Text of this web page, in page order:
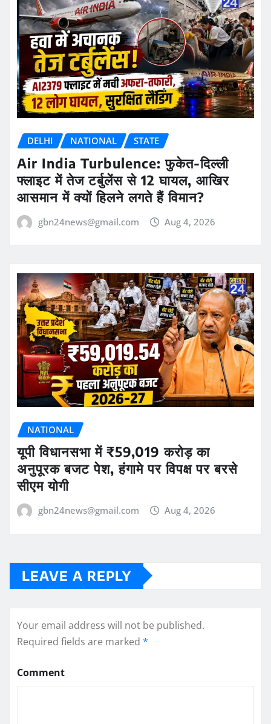
DELHI NATIONAL STATE
Air India Turbulence: फुकेत-दिल्ली
फ्लाइट में तेज टर्बुलेंस से 12 घायल, आखिर
आसमान में क्यों हिलने लगते हैं विमान?
gbn24news@gmail.com Aug 4, 2026
NATIONAL
यूपी विधानसभा में ₹59,019 करोड़ का
अनुपूरक बजट पेश, हंगामे पर विपक्ष पर बरसे
सीएम योगी
gbn24news@gmail.com Aug 4, 2026
LEAVE A REPLY
Your email address will not be published.
Required fields are marked *
Comment